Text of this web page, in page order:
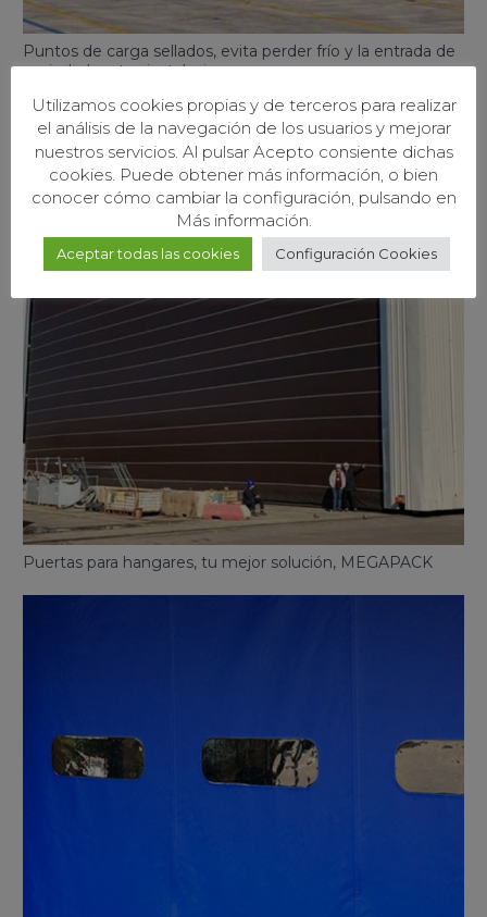
Puntos de carga sellados, evita perder frío y la entrada de
suciedad en tus instalaciones.
Puertas para hangares, tu mejor solución, MEGAPACK
Utilizamos cookies propias y de terceros para realizar
el análisis de la navegación de los usuarios y mejorar
nuestros servicios. Al pulsar Acepto consiente dichas
cookies. Puede obtener más información, o bien
conocer cómo cambiar la configuración, pulsando en
Más información.
Aceptar todas las cookies Configuración Cookies